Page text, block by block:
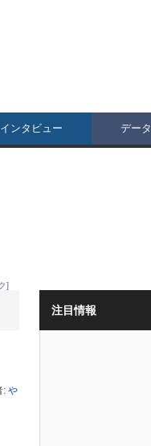
インタビュー デー
]
: や
注目情報